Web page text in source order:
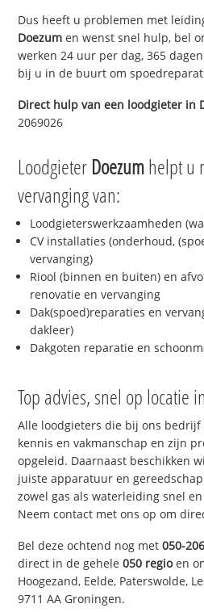
Dus heeft u problemen met
Doezum en wenst snel hulp, bel
werken 24 uur per dag, 365
bij u in de buurt om
Direct hulp van een loodgieter in
2069026
Loodgieter Doezumhelpt u
vervanging van:
Loodgieterswerkzaamheden
CV installaties (onderhoud,
vervanging)
Riool (binnen en buiten) en
renovatie en vervanging
Dak(spoed)reparaties en
dakleer)
Dakgoten reparatie en
Top advies, snel op locatie in
Alle loodgieters die bij ons
kennis en vakmanschap en zijn
opgeleid. Daarnaast beschikken
juiste apparatuur en
zowel gas als waterleiding snel
Neem contact met ons op om
Bel deze ochtend nog met050-
direct in de gehele050 regioen
Hoogezand, Eelde, Paterswolde,
9711 AA Groningen.